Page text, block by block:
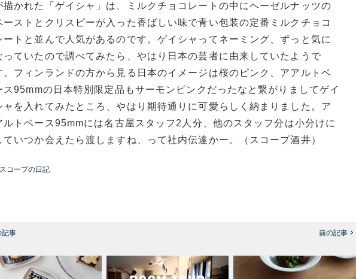
描かれた「ゲイシャ」は、ミルクチョコレートの中にヘーゼルナッツの
ーストとクリスピーが入った香ばしい味で青い包装の定番ミルクチョコ
ートと並んで人気があるのです。ゲイシャってネーミング、ずっと気に
っていたので調べてみたら、やはり日本の芸者に由来していたようで
。フィンランドの方から見る日本のイメージは桜のピンク、アアルトベ
ス95mmの日本特別限定品もサーモンピンクだったなと繋がりましてゲイ
ャを入れてみたところ、やはり期待通りに可愛らしく納まりました。ア
ルトベース95mmには名古屋スタッフ2人分、他のスタッフ分は小分けに
ていつか会えたら渡しますね、って社内伝達かー。（スコープ酒井）
コープの日記
記事 前の記事